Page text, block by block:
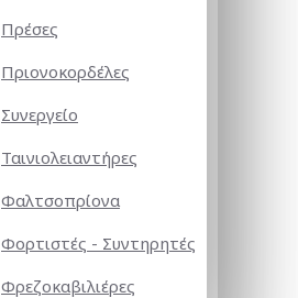
Πρέσες
Πριονοκορδέλες
Συνεργείο
Ταινιολειαντήρες
Φαλτσοπρίονα
Φορτιστές - Συντηρητές
Φρεζοκαβιλιέρες